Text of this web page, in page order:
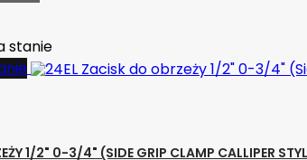
stanie
1/2" 0-3/4" (SIDE GRIP CLAMP CALLIPER